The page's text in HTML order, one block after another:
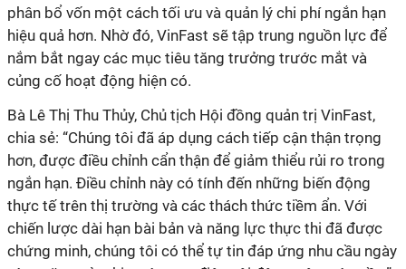
phân bổ vốn một cách tối ưu và quản lý chi phí ngắn hạn
hiệu quả hơn. Nhờ đó, VinFast sẽ tập trung nguồn lực để
nắm bắt ngay các mục tiêu tăng trưởng trước mắt và
củng cố hoạt động hiện có.
Bà Lê Thị Thu Thủy, Chủ tịch Hội đồng quản trị VinFast,
chia sẻ: “Chúng tôi đã áp dụng cách tiếp cận thận trọng
hơn, được điều chỉnh cẩn thận để giảm thiểu rủi ro trong
ngắn hạn. Điều chỉnh này có tính đến những biến động
thực tế trên thị trường và các thách thức tiềm ẩn. Với
chiến lược dài hạn bài bản và năng lực thực thi đã được
chứng minh, chúng tôi có thể tự tin đáp ứng nhu cầu ngày